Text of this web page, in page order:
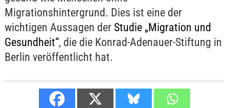
Migrationshintergrund. Dies ist eine der
wichtigen Aussagen derStudie „Migration und
Gesundheit“, die die Konrad-Adenauer-Stiftung in
Berlin veröffentlicht hat.